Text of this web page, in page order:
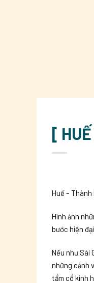
[
Huế –
Hình ảnh
bước hiện
Nếu như Sài
những cảnh
tẩm cổ kính